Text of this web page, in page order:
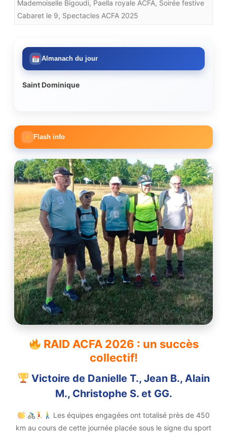
Mademoiselle Bigoudi, Paella royale ACFA, Soirée festive
Cabaret le 9, Spectacles ACFA 2025
Almanach du jour
Saint Dominique
Flash info
RAID ACFA 2026 : un succès
collectif!
Victoire de Danielle T., Jean B., Alain
M., Christophe S. et GG.
Les équipes engagées ont totalisé près de 450
km au cours de cette journée placée sous le signe du sport